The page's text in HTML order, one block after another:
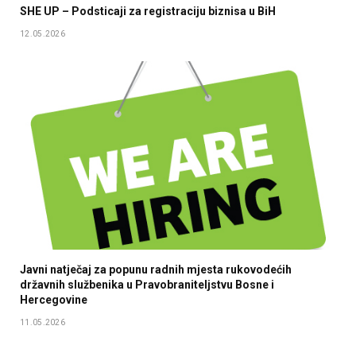
SHE UP – Podsticaji za registraciju biznisa u BiH
12.05.2026
Javni natječaj za popunu radnih mjesta rukovodećih
državnih službenika u Pravobraniteljstvu Bosne i
Hercegovine
11.05.2026